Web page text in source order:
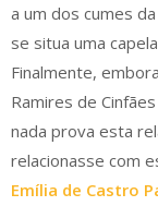
a um dos cumes
se situa uma
Finalmente,
Ramires de
nada prova esta
relacionasse com
Emília de Castro